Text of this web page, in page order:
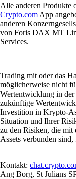
Alle anderen Produkte
Crypto.com App
anderen
von Foris DAX MT
Services.
Trading mit oder das
möglicherweise nicht
Wertentwicklung in
zukünftige
Investition in Krypto-
Situation und Ihrer
zu den Risiken, die
Assets verbunden
Kontakt:
Ang Borg, St Julians